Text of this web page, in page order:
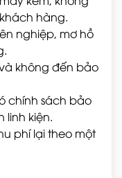
hàng.
nghiệp, mơ hồ
không đến bảo
chính sách bảo
linh kiện.
phí lại theo một